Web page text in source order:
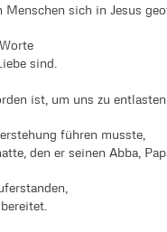
sich in Jesus
sind.
ist, um uns zu
führen musste,
den er seinen Abba,